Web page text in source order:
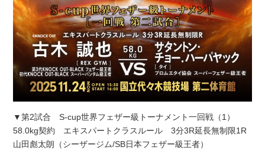
▼第2試合 S-cup世界フェザー級トーナメント一回戦（1）
58.0kg契約 エキスパートクラスルール 3分3R延長無制限1R
山田彪太朗（シーザージム/SB日本フェザー級王者）